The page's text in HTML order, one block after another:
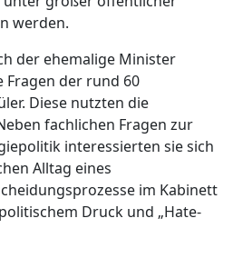
werden.
der ehemalige Minister
der rund 60
Diese nutzten die
fachlichen Fragen zur
interessierten sie sich
Alltag eines
im Kabinett
Druck und „Hate-